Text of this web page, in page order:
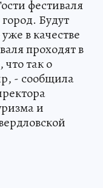
фестиваля
Будут
в качестве
проходят в
так о
- сообщила
и